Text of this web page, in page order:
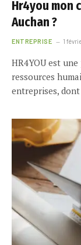
Hr4you mon
Auchan ?
ENTREPRISE 1
HR4YOU est
ressources
entreprises,